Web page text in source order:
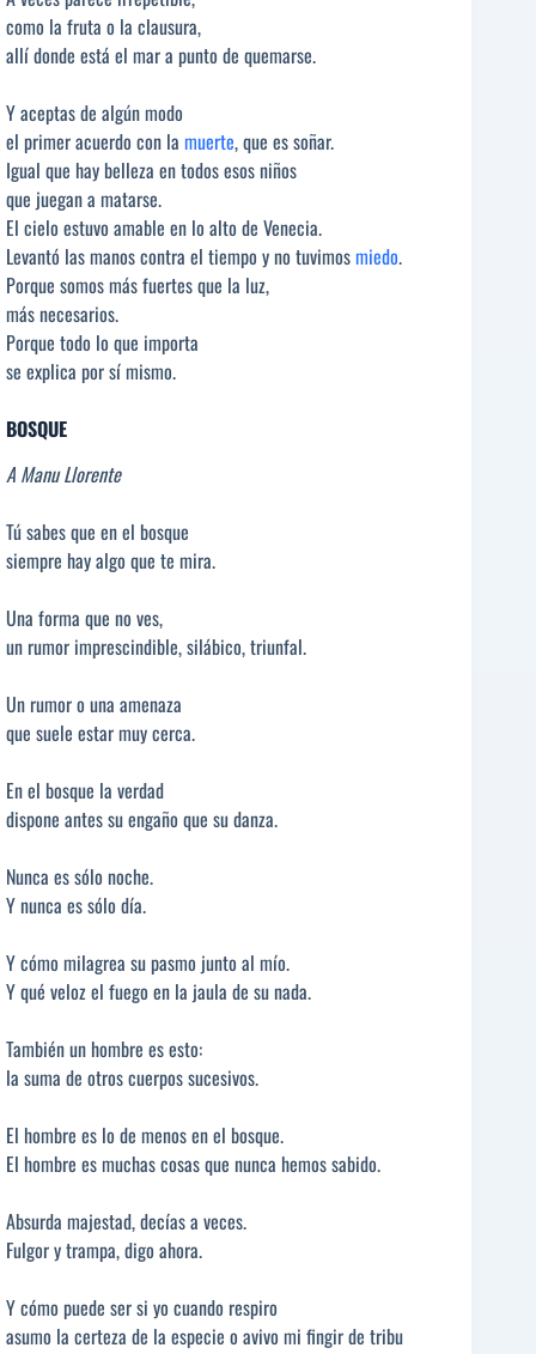
como la fruta o la clausura,
allí donde está el mar a punto de quemarse.
Y aceptas de algún modo
el primer acuerdo con la muerte, que es soñar.
Igual que hay belleza en todos esos niños
que juegan a matarse.
El cielo estuvo amable en lo alto de Venecia.
Levantó las manos contra el tiempo y no tuvimosmiedo.
Porque somos más fuertes que la luz,
más necesarios.
Porque todo lo que importa
se explica por sí mismo.
BOSQUE
A Manu Llorente
Tú sabes que en el bosque
siempre hay algo que te mira.
Una forma que no ves,
un rumor imprescindible, silábico, triunfal.
Un rumor o una amenaza
que suele estar muy cerca.
En el bosque la verdad
dispone antes su engaño que su danza.
Nunca es sólo noche.
Y nunca es sólo día.
Y cómo milagrea su pasmo junto al mío.
Y qué veloz el fuego en la jaula de su nada.
También un hombre es esto:
la suma de otros cuerpos sucesivos.
El hombre es lo de menos en el bosque.
El hombre es muchas cosas que nunca hemos sabido.
Absurda majestad, decías a veces.
Fulgor y trampa, digo ahora.
Y cómo puede ser si yo cuando respiro
asumo la certeza de la especie o avivo mi fingir de tribu